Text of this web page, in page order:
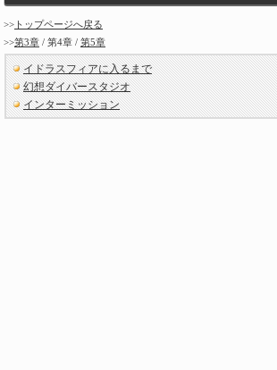
>> トップページへ戻る
>>第3章 / 第4章 / 第5章
イドラスフィアに入るまで
幻想ダイバースタジオ
インターミッション